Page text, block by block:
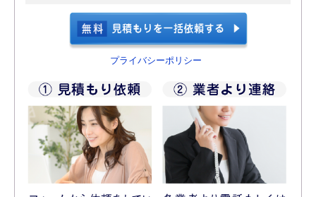
プライバシーポリシー